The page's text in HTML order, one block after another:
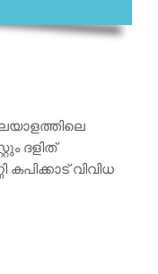
ദളിത്
വിവിധ